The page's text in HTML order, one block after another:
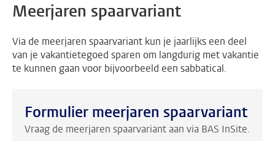
Meerjaren spaarvariant
Via de meerjaren spaarvariant kun je jaarlijks een deel
van je vakantietegoed sparen om langdurig met vakantie
te kunnen gaan voor bijvoorbeeld een sabbatical.
Formulier meerjaren spaarvariant
Vraag de meerjaren spaarvariant aan via BAS InSite.